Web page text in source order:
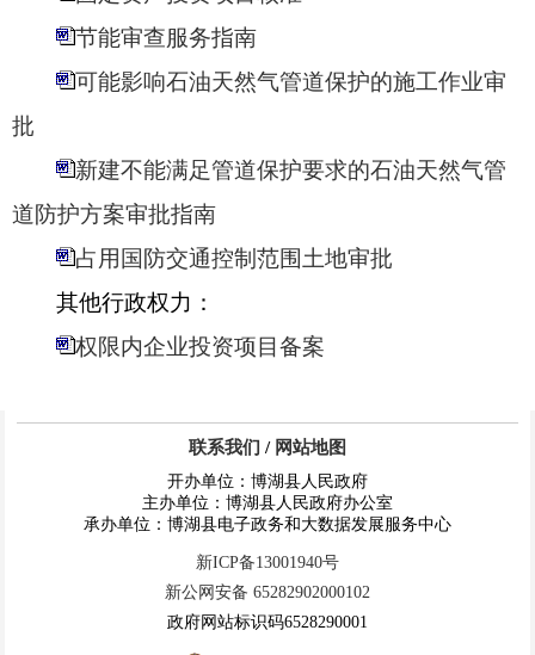
节能审查服务指南
可能影响石油天然气管道保护的施工作业审
批
新建不能满足管道保护要求的石油天然气管
道防护方案审批指南
占用国防交通控制范围土地审批
其他行政权力：
权限内企业投资项目备案
联系我们 / 网站地图
开办单位：博湖县人民政府
主办单位：博湖县人民政府办公室
承办单位：博湖县电子政务和大数据发展服务中心
新ICP备13001940号
新公网安备 65282902000102
政府网站标识码6528290001